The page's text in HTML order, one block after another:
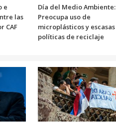
e
las
CAF
Día del Medio Ambiente:
Preocupa uso de
microplásticos y escasas
políticas de reciclaje